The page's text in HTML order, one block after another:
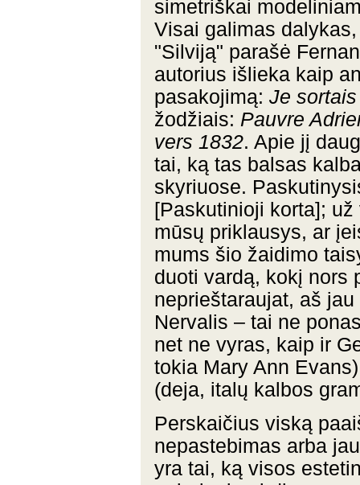
simetriškai
Visai galimas
"Silviją" parašė
autorius išlieka kaip
pasakojimą: Je
žodžiais: Pauvre
vers 1832. Apie jį
tai, ką tas balsas
skyriuose.
[Paskutinioji korta];
mūsų priklausys, ar
mums šio žaidimo
duoti vardą, kokį nors
neprieštaraujat, aš
Nervalis – tai ne
net ne vyras, kaip ir
tokia Mary Ann
(deja, italų kalbos
Perskaičius viską
nepastebimas arba
yra tai, ką visos